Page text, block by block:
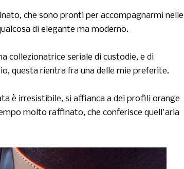
che sono pronti per accompagnarmi nelle
di elegante ma moderno.
collezionatrice seriale di custodie, e di
questa rientra fra una delle mie preferite.
è irresistibile, si affianca a dei profili orange
molto raffinato, che conferisce quell'aria